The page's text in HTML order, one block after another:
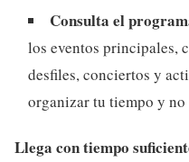
Consulta el
los eventos principales,
desfiles, conciertos y
organizar tu tiempo y no
Llega con tiempo